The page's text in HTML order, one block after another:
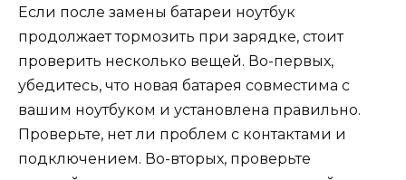
Если после замены батареи ноутбук
продолжает тормозить при зарядке, стоит
проверить несколько вещей. Во-первых,
убедитесь, что новая батарея совместима с
вашим ноутбуком и установлена правильно.
Проверьте, нет ли проблем с контактами и
подключением. Во-вторых, проверьте